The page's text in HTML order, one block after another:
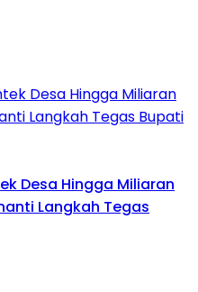
Desa Hingga Miliaran
Langkah Tegas